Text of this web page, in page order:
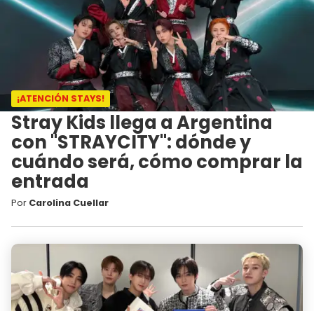
¡ATENCIÓN STAYS!
Stray Kids llega a Argentina
con "STRAYCITY": dónde y
cuándo será, cómo comprar la
entrada
Por Carolina Cuellar